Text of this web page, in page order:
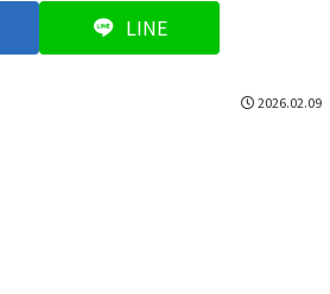
LINE
2026.02.09